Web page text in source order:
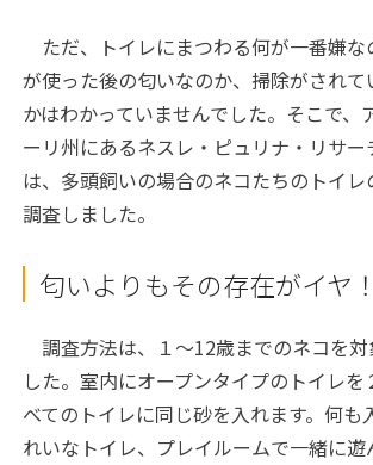
ただ、トイレにまつわる何が一番嫌な
が使った後の匂いなのか、掃除がされて
かはわかっていませんでした。そこで、
ーリ州にあるネスレ・ピュリナ・リサ
は、多頭飼いの場合のネコたちのトイレ
調査しました。
匂いよりもその存在がイヤ！
調査方法は、１～12歳までのネコを
した。室内にオープンタイプのトイレ
べてのトイレに同じ砂を入れます。何も
れいなトイレ、プレイルームで一緒に遊